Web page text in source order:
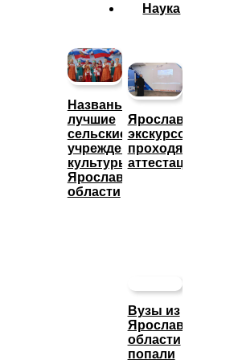
Названы
лучшие
сельские
учреждения
культуры
Ярославской
области
Наука
Ярославские
экскурсоводы
проходят
аттестацию
Вузы из
Ярославской
области
попали